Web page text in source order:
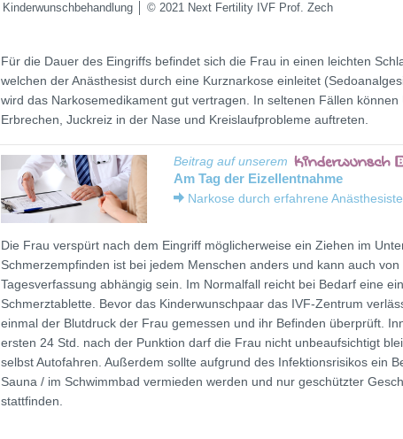
Kinderwunschbehandlung │ © 2021 Next Fertility IVF Prof. Zech
Für die Dauer des Eingriffs befindet sich die Frau in einen leichten
welchen der Anästhesist durch eine Kurznarkose einleitet
wird das Narkosemedikament gut vertragen. In seltenen Fällen können
Erbrechen, Juckreiz in der Nase und Kreislaufprobleme auftreten.
Beitrag auf unserem
Am Tag der Eizellentnahme
Narkose durch erfahrene
Die Frau verspürt nach dem Eingriff möglicherweise ein Ziehen im
Schmerzempfinden ist bei jedem Menschen anders und kann auch von
Tagesverfassung abhängig sein. Im Normalfall reicht bei Bedarf eine
Schmerztablette. Bevor das Kinderwunschpaar das IVF-Zentrum
einmal der Blutdruck der Frau gemessen und ihr Befinden überprüft.
ersten 24 Std. nach der Punktion darf die Frau nicht unbeaufsichtigt
selbst Autofahren. Außerdem sollte aufgrund des Infektionsrisikos ein
Sauna / im Schwimmbad vermieden werden und nur geschützter
stattfinden.